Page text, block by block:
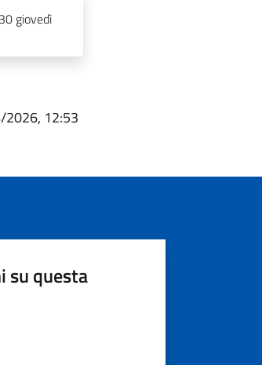
giovedì
12:53
su questa